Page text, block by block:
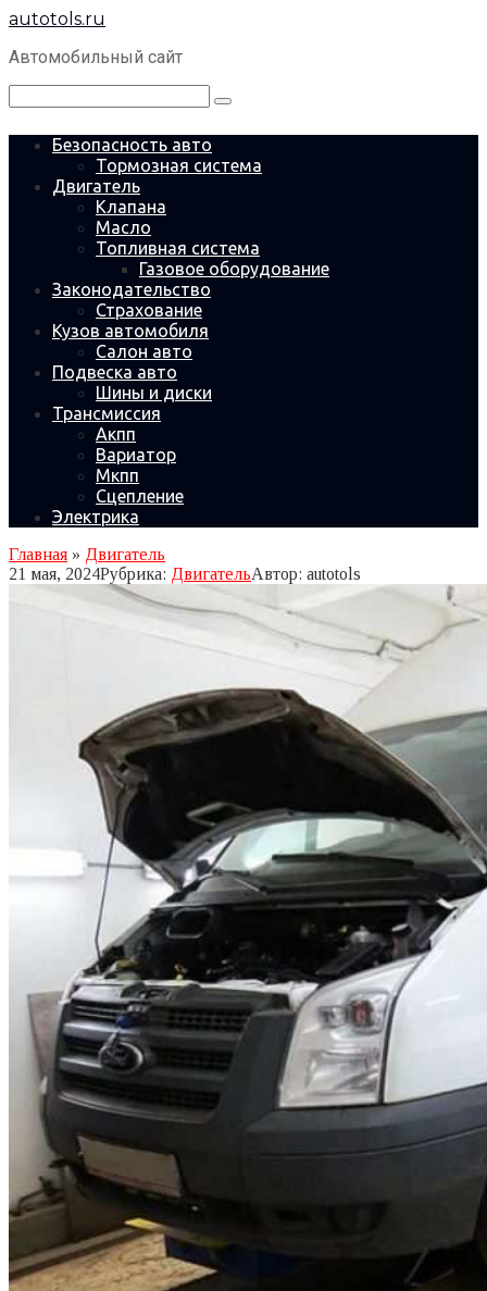
Перейти
контенту
autotols.ru
Автомобильный сайт
Безопасность авто
Тормозная система
Двигатель
Клапана
Масло
Топливная система
Газовое оборудование
Законодательство
Страхование
Кузов автомобиля
Салон авто
Подвеска авто
Шины и диски
Трансмиссия
Акпп
Вариатор
Мкпп
Сцепление
Электрика
Главная » Двигатель
21 мая, 2024Рубрика: ДвигательАвтор: autotols